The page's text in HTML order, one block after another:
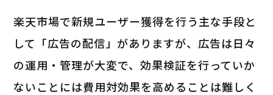
楽天市場で新規ユーザー獲得を行う主な手段と
して「広告の配信」がありますが、広告は日々
の運用・管理が大変で、効果検証を行っていか
ないことには費用対効果を高めることは難しく